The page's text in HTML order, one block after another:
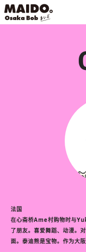
法国
在心斋桥Ame村购物时与
了朋友。喜爱舞蹈、动漫。
面。泰迪熊是宝物。作为大